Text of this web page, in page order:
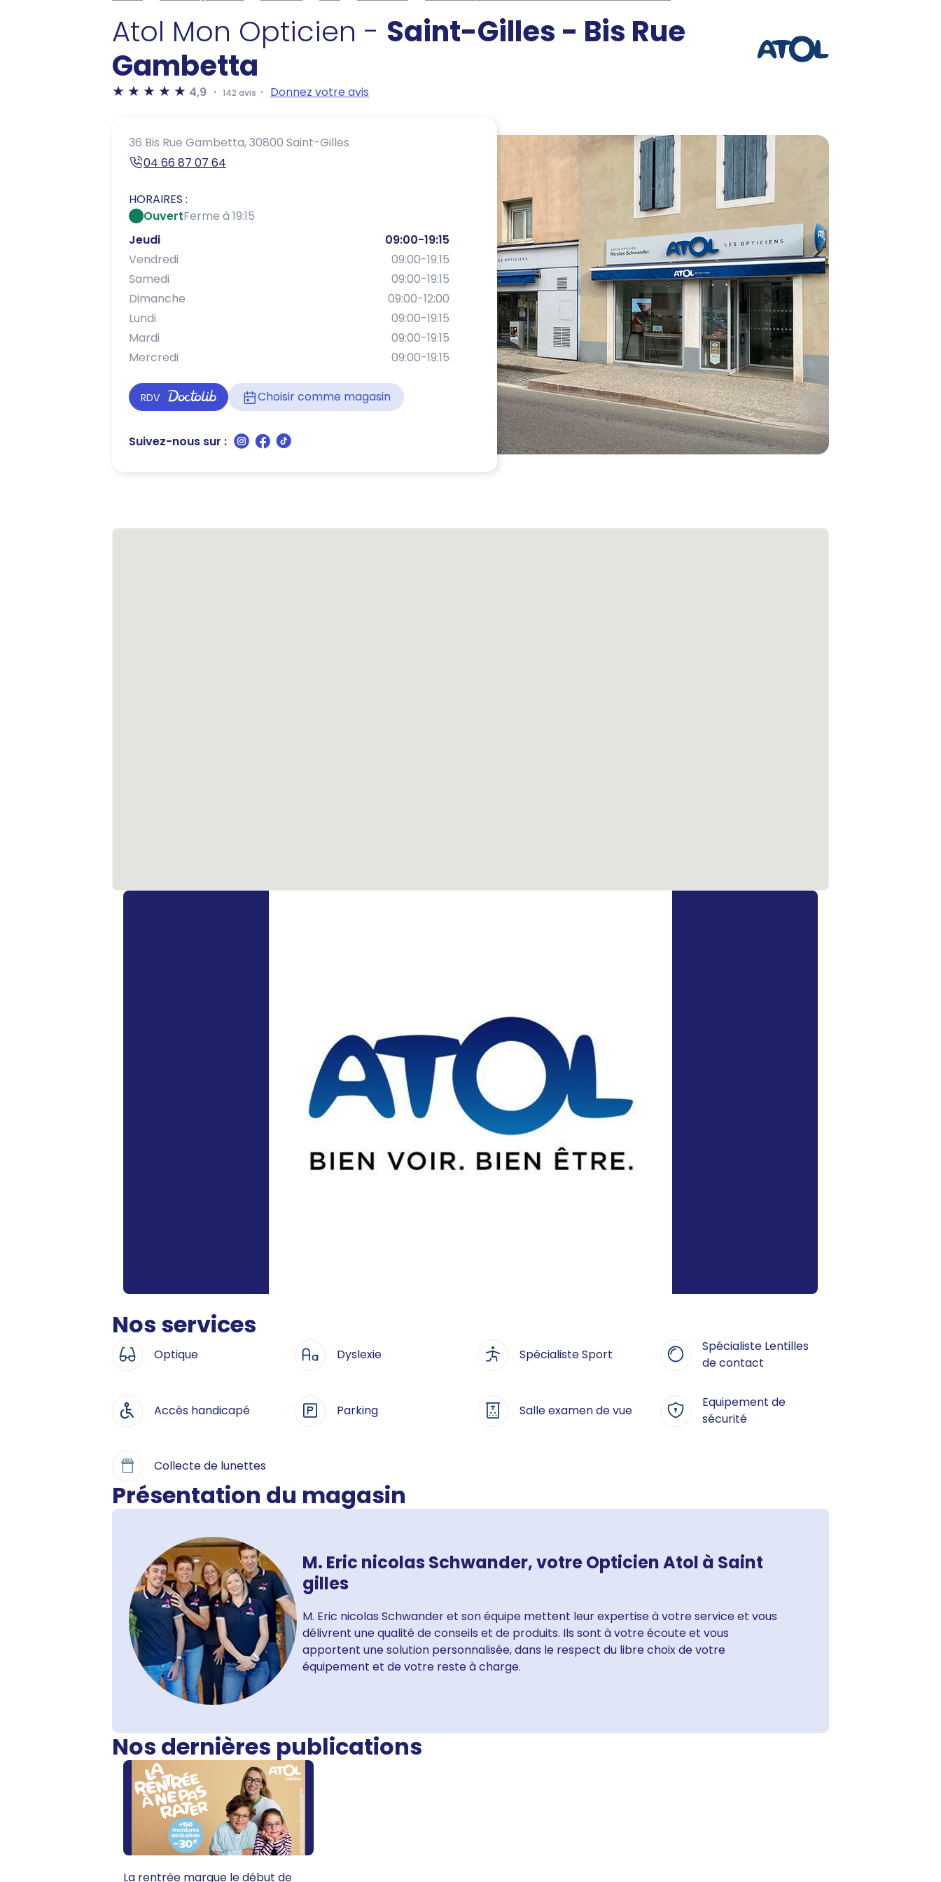
Atol Mon Opticien - Saint-Gilles - Bis Rue
Gambetta
4,9 142 avis Donnez votre avis
36 Bis Rue Gambetta,30800 Saint-Gilles
04 66 87 07 64
HORAIRES :
OuvertFerme à 19:15
Jeudi
09:00-19:15
Vendredi
09:00-19:15
Samedi
09:00-19:15
Dimanche
09:00-12:00
Lundi
09:00-19:15
Mardi
09:00-19:15
Mercredi
09:00-19:15
RDV Choisir comme magasin
Suivez-nous sur :
Nos services
Optique Dyslexie Spécialiste Sport
Spécialiste Lentilles
de contact
Accès handicapé Parking Salle examen de vue
Equipement de
sécurité
Collecte de lunettes
Présentation du magasin
M. Eric nicolas Schwander, votre Opticien Atol à Saint
gilles
M. Eric nicolas Schwander et son équipe mettent leur expertise à votre service et vous
délivrent une qualité de conseils et de produits. Ils sont à votre écoute et vous
apportent une solution personnalisée, dans le respect du libre choix de votre
équipement et de votre reste à charge.
Nos dernières publications
La rentrée marque le début de